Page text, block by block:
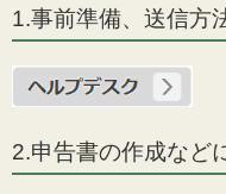
1.事前準備、送信方
2.申告書の作成など